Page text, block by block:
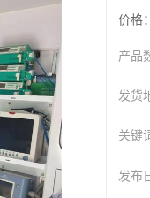
价格：
产品
发货
关键
发布